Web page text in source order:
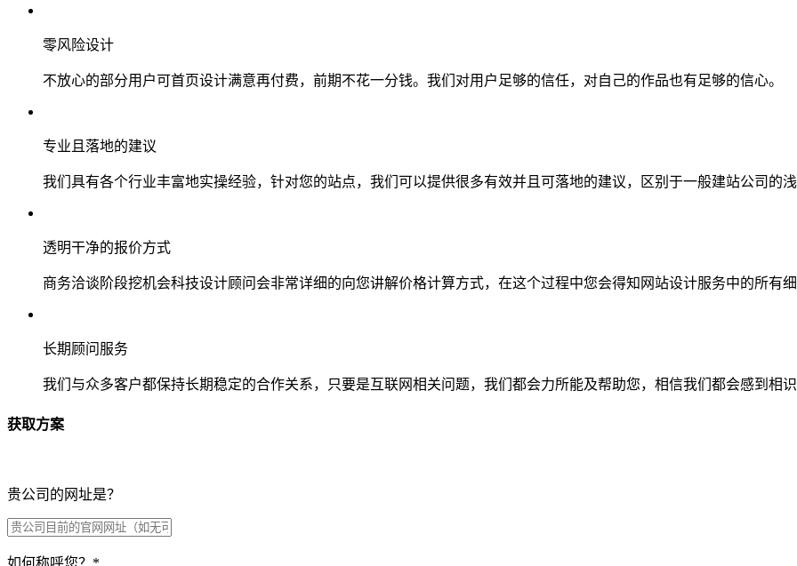
零风险设计
不放心的部分用户可首页设计满意再付费，前期不花一分钱。我们对用户足够的信任，对自己的作品也有足够的信心。
专业且落地的建议
我们具有各个行业丰富地实操经验，针对您的站点，我们可以提供很多有效并且可落地的建议，区别于一般建站公司的
透明干净的报价方式
商务洽谈阶段挖机会科技设计顾问会非常详细的向您讲解价格计算方式，在这个过程中您会得知网站设计服务中的所有
长期顾问服务
我们与众多客户都保持长期稳定的合作关系，只要是互联网相关问题，我们都会力所能及帮助您，相信我们都会感到相
获取方案
贵公司的网址是？